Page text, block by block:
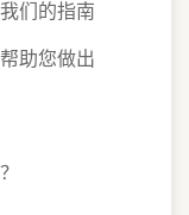
们的指南
助您做出